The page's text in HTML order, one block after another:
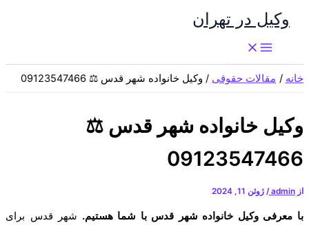
وکیل در تهران
خانه مقالات حقوقی وکیل خانواده شهر قدس ⚖️ 09123547466
وکیل خانواده شهر قدس ⚖️
09123547466
از admin
/ ژوئن 11, 2024
با معرفی وکیل خانواده شهر قدس با شما هستیم. شهر قدس برای